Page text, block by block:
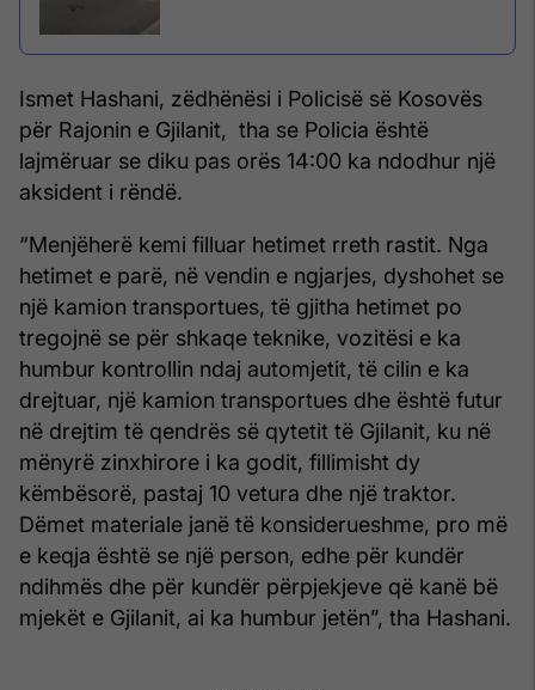
Ismet Hashani, zëdhënësi i Policisë së Kosovës
për Rajonin e Gjilanit, tha se Policia është
lajmëruar se diku pas orës 14:00 ka ndodhur një
aksident i rëndë.
“Menjëherë kemi filluar hetimet rreth rastit. Nga
hetimet e parë, në vendin e ngjarjes, dyshohet se
një kamion transportues, të gjitha hetimet po
tregojnë se për shkaqe teknike, vozitësi e ka
humbur kontrollin ndaj automjetit, të cilin e ka
drejtuar, një kamion transportues dhe është futur
në drejtim të qendrës së qytetit të Gjilanit, ku në
mënyrë zinxhirore i ka godit, fillimisht dy
këmbësorë, pastaj 10 vetura dhe një traktor.
Dëmet materiale janë të konsiderueshme, pro më
e keqja është se një person, edhe për kundër
ndihmës dhe për kundër përpjekjeve që kanë bë
mjekët e Gjilanit, ai ka humbur jetën”, tha Hashani.